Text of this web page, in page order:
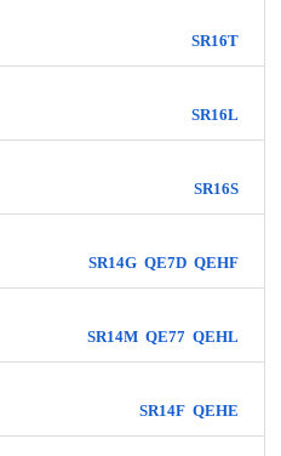
SR16T
SR16L
SR16S
SR14G QE7D QEHF
SR14M QE77 QEHL
SR14F QEHE